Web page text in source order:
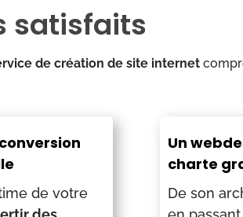
satisfaits
de création de site internet
de votre
Un
charte
De son